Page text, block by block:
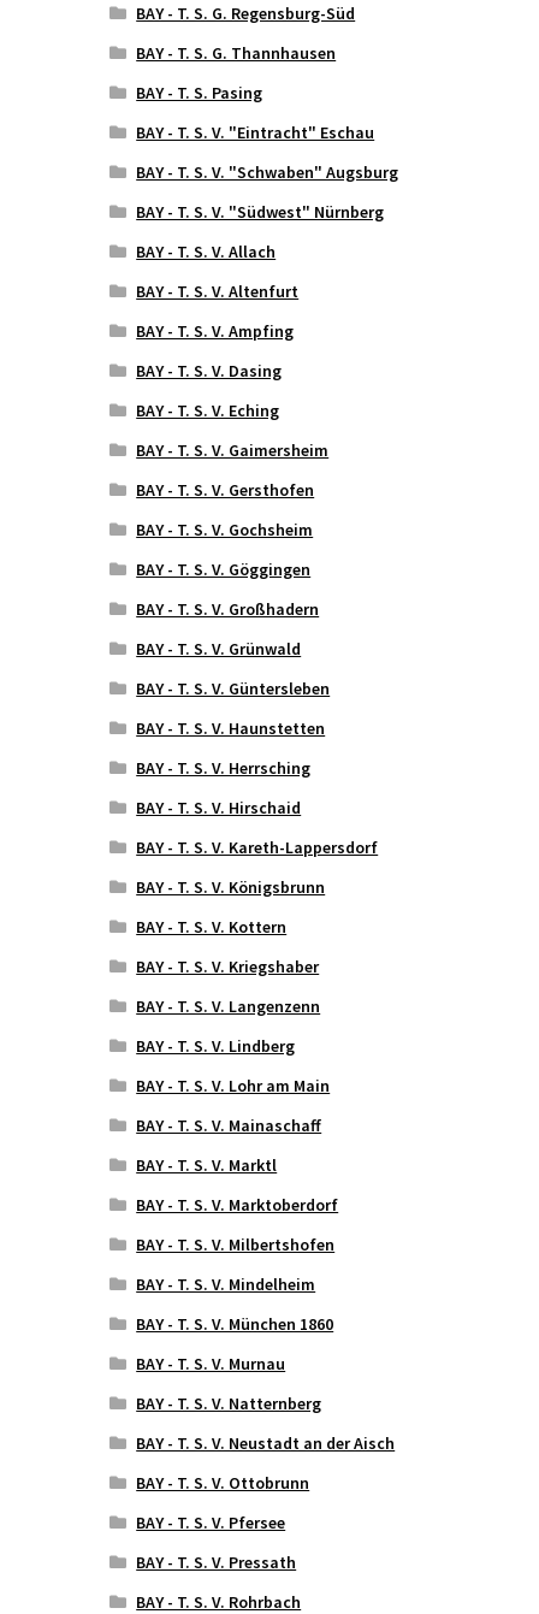
BAY - T. S. G. Regensburg-Süd
BAY - T. S. G. Thannhausen
BAY - T. S. Pasing
BAY - T. S. V. "Eintracht" Eschau
BAY - T. S. V. "Schwaben" Augsburg
BAY - T. S. V. "Südwest" Nürnberg
BAY - T. S. V. Allach
BAY - T. S. V. Altenfurt
BAY - T. S. V. Ampfing
BAY - T. S. V. Dasing
BAY - T. S. V. Eching
BAY - T. S. V. Gaimersheim
BAY - T. S. V. Gersthofen
BAY - T. S. V. Gochsheim
BAY - T. S. V. Göggingen
BAY - T. S. V. Großhadern
BAY - T. S. V. Grünwald
BAY - T. S. V. Güntersleben
BAY - T. S. V. Haunstetten
BAY - T. S. V. Herrsching
BAY - T. S. V. Hirschaid
BAY - T. S. V. Kareth-Lappersdorf
BAY - T. S. V. Königsbrunn
BAY - T. S. V. Kottern
BAY - T. S. V. Kriegshaber
BAY - T. S. V. Langenzenn
BAY - T. S. V. Lindberg
BAY - T. S. V. Lohr am Main
BAY - T. S. V. Mainaschaff
BAY - T. S. V. Marktl
BAY - T. S. V. Marktoberdorf
BAY - T. S. V. Milbertshofen
BAY - T. S. V. Mindelheim
BAY - T. S. V. München 1860
BAY - T. S. V. Murnau
BAY - T. S. V. Natternberg
BAY - T. S. V. Neustadt an der Aisch
BAY - T. S. V. Ottobrunn
BAY - T. S. V. Pfersee
BAY - T. S. V. Pressath
BAY - T. S. V. Rohrbach